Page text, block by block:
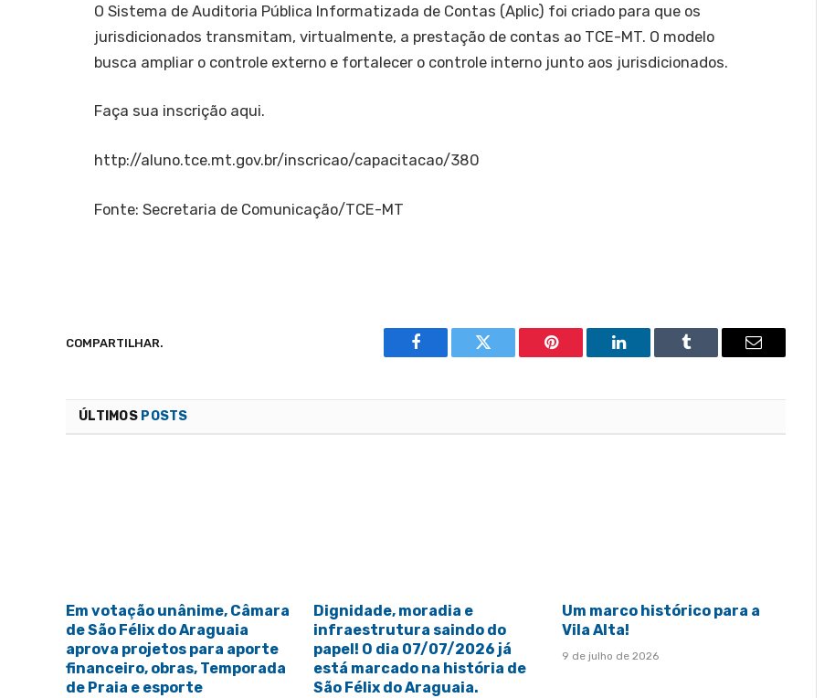
O Sistema de Auditoria Pública Informatizada de Contas (Aplic) foi criado para que os
jurisdicionados transmitam, virtualmente, a prestação de contas ao TCE-MT. O modelo
busca ampliar o controle externo e fortalecer o controle interno junto aos jurisdicionados.
Faça sua inscrição aqui.
http://aluno.tce.mt.gov.br/inscricao/capacitacao/380
Fonte: Secretaria de Comunicação/TCE-MT
COMPARTILHAR.
Facebook Twitter Pinterest LinkedIn Tumblr Email
ÚLTIMOS POSTS
Em votação unânime, Câmara
de São Félix do Araguaia
aprova projetos para aporte
financeiro, obras, Temporada
de Praia e esporte
Dignidade, moradia e
infraestrutura saindo do
papel! O dia 07/07/2026 já
está marcado na história de
São Félix do Araguaia.
Um marco histórico para a
Vila Alta!
9 de julho de 2026